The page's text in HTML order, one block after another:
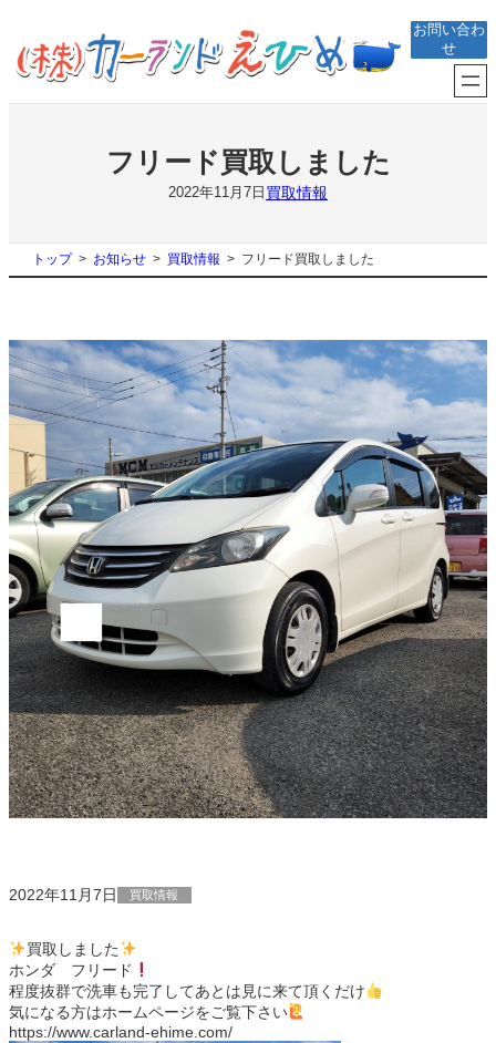
を
ス
キ
お問い合わ
せ
フリード買取しました
2022年11月7日 買取情報
トップ お知らせ 買取情報 フリード買取しました
2022年11月7日 買取情報
買取しました
ホンダ フリード
程度抜群で洗車も完了してあとは見に来て頂くだけ
気になる方はホームページをご覧下さい
https://www.carland-ehime.com/